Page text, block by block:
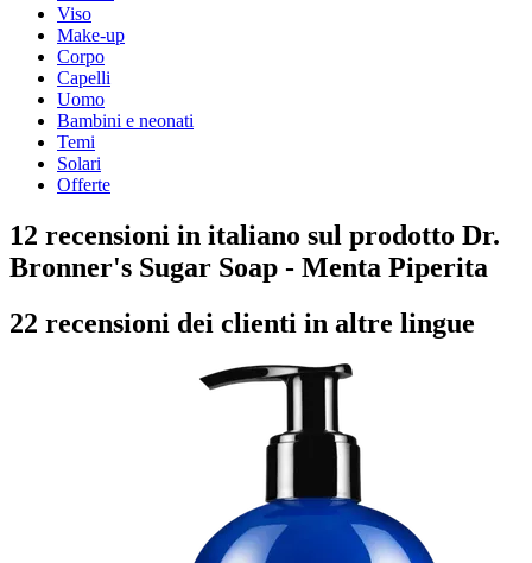
Viso
Make-up
Corpo
Capelli
Uomo
Bambini e neonati
Temi
Solari
Offerte
12 recensioni in italiano sul prodotto Dr.
Bronner's Sugar Soap - Menta Piperita
22 recensioni dei clienti in altre lingue